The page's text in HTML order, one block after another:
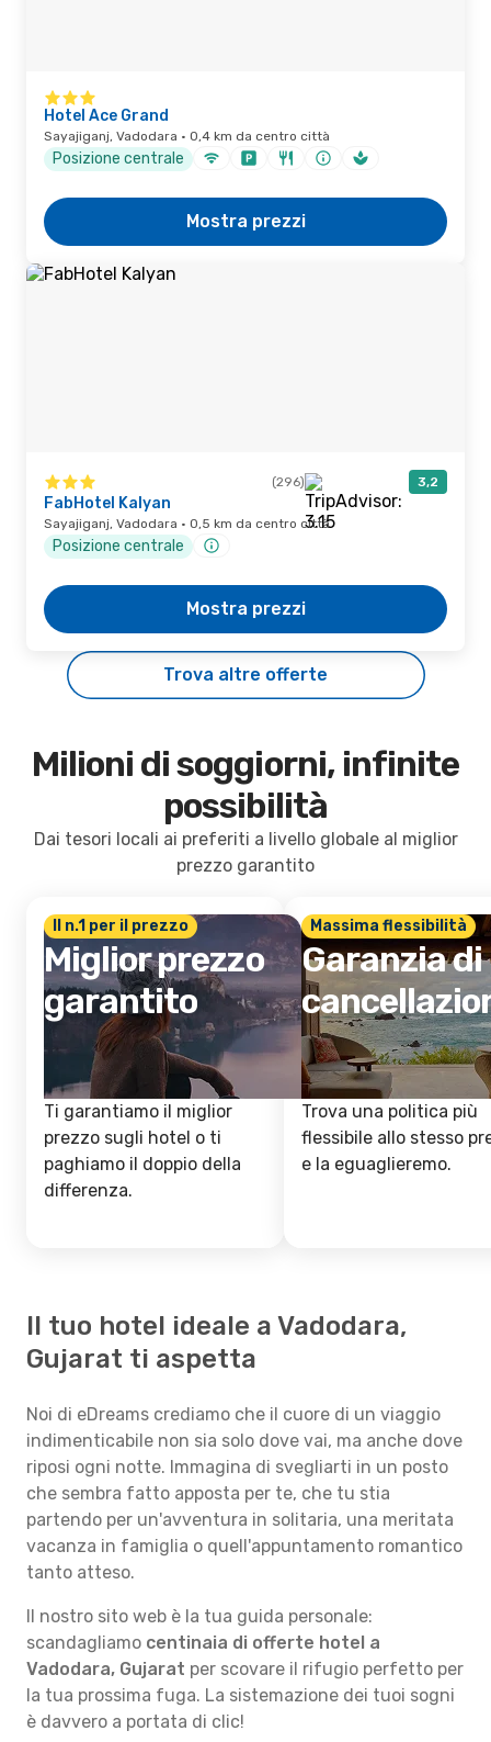
Hotel Ace Grand
Sayajiganj, Vadodara · 0,4 km da centro città
Posizione centrale
Mostra prezzi
(296) 3,2
FabHotel Kalyan
Sayajiganj, Vadodara · 0,5 km da centro città
Posizione centrale
Mostra prezzi
Trova altre offerte
Milioni di soggiorni, infinite
possibilità
Dai tesori locali ai preferiti a livello globale al miglior
prezzo garantito
Il n.1 per il prezzo
Miglior prezzo
garantito
Ti garantiamo il miglior
prezzo sugli hotel o ti
paghiamo il doppio della
differenza.
Massima flessibilità
Garanzia di
Trova una politica più
flessibile allo stesso
e la eguaglieremo.
Il tuo hotel ideale a Vadodara,
Gujarat ti aspetta
Noi di eDreams crediamo che il cuore di un viaggio
indimenticabile non sia solo dove vai, ma anche dove
riposi ogni notte. Immagina di svegliarti in un posto
che sembra fatto apposta per te, che tu stia
partendo per un'avventura in solitaria, una meritata
vacanza in famiglia o quell'appuntamento romantico
tanto atteso.
Il nostro sito web è la tua guida personale:
scandagliamo centinaia di offerte hotel a
Vadodara, Gujarat per scovare il rifugio perfetto per
la tua prossima fuga. La sistemazione dei tuoi sogni
è davvero a portata di clic!